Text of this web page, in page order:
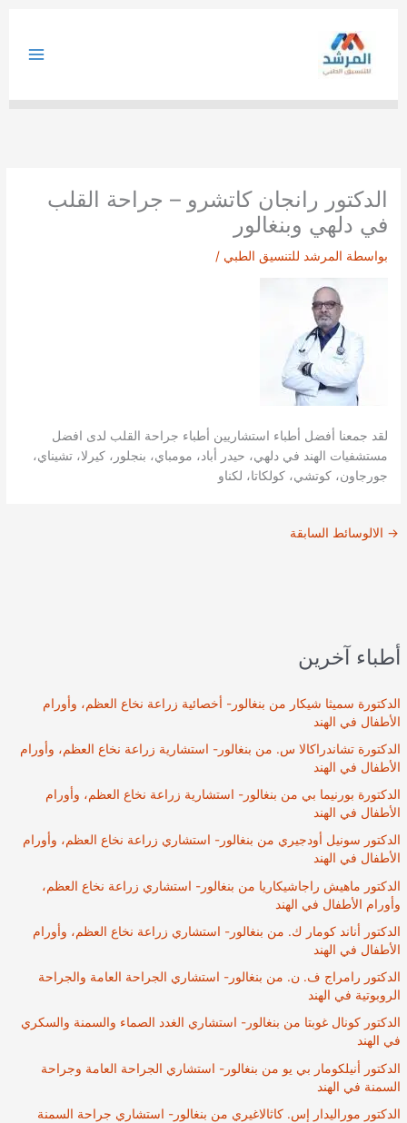
أطباء آخرين
الدكتورة سميثا شيكار من بنغالور- أخصائية زراعة نخاع العظم، وأورام
الأطفال في الهند
الدكتورة تشاندراكالا س. من بنغالور- استشارية زراعة نخاع العظم، وأورام
الأطفال في الهند
الدكتورة بورنيما بي من بنغالور- استشارية زراعة نخاع العظم، وأورام
الأطفال في الهند
الدكتور سونيل أودجيري من بنغالور- استشاري زراعة نخاع العظم، وأورام
الأطفال في الهند
الدكتور ماهيش راجاشيكاريا من بنغالور- استشاري زراعة نخاع العظم،
وأورام الأطفال في الهند
الدكتور أناند كومار ك. من بنغالور- استشاري زراعة نخاع العظم، وأورام
الأطفال في الهند
الدكتور رامراج ف. ن. من بنغالور- استشاري الجراحة العامة والجراحة
الروبوتية في الهند
الدكتور كونال غوبتا من بنغالور- استشاري الغدد الصماء والسمنة والسكري
في الهند
الدكتور أنيلكومار بي يو من بنغالور- استشاري الجراحة العامة وجراحة
السمنة في الهند
الدكتور موراليدار إس. كاثالاغيري من بنغالور- استشاري جراحة السمنة
الدكتور رانجان كاتشرو – جراحة القلب
في دلهي وبنغالور
بواسطة المرشد للتنسيق الطبي/
لقد جمعنا أفضل أطباء استشاريين أطباء جراحة القلب لدى افضل
مستشفيات الهند في دلهي، حيدر أباد، مومباي، بنجلور، كيرلا، تشيناي،
جورجاون، كوتشي، كولكاتا، لكناو
→ الالوسائط السابقة